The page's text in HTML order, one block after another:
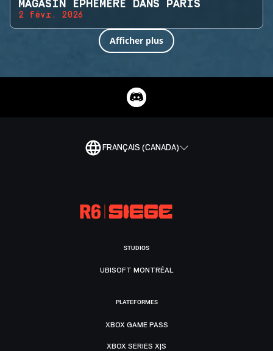
MAGASIN ÉPHÉMÈRE DANS PARIS
2 févr. 2026
Afficher plus
FRANÇAIS (CANADA)
STUDIOS
UBISOFT MONTRÉAL
PLATEFORMES
XBOX GAME PASS
XBOX SERIES X|S